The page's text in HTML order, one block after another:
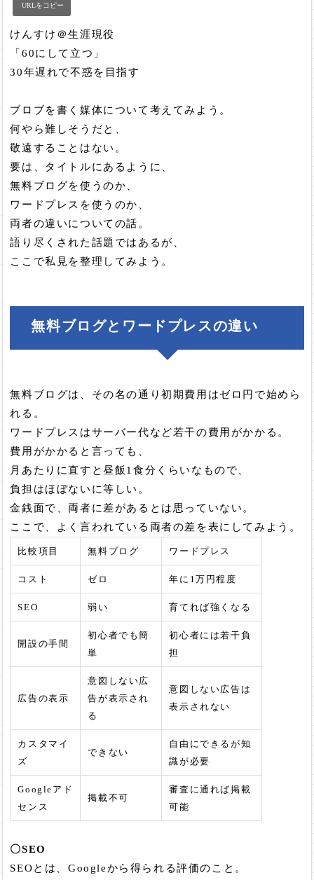
けんすけ＠生涯現役
「60にして立つ」
30年遅れで不惑を目指す
ブロブを書く媒体について考えてみよう。
何やら難しそうだと、
敬遠することはない。
要は、タイトルにあるように、
無料ブログを使うのか、
ワードプレスを使うのか、
両者の違いについての話。
語り尽くされた話題ではあるが、
ここで私見を整理してみよう。
無料ブログとワードプレスの違い
無料ブログは、その名の通り初期費用はゼロ円で始めら
れる。
ワードプレスはサーバー代など若干の費用がかかる。
費用がかかると言っても、
月あたりに直すと昼飯1食分くらいなもので、
負担はほぼないに等しい。
金銭面で、両者に差があるとは思っていない。
ここで、よく言われている両者の差を表にしてみよう。
比較項目 無料ブログ ワードプレス
コスト ゼロ 年に1万円程度
SEO 弱い 育てれば強くなる
開設の手間
初心者でも簡
単
初心者には若干負
担
広告の表示
意図しない広
告が表示され
る
意図しない広告は
表示されない
カスタマイ
ズ
できない
自由にできるが知
識が必要
Googleアド
センス
掲載不可
審査に通れば掲載
可能
〇SEO
SEOとは、Googleから得られる評価のこと。